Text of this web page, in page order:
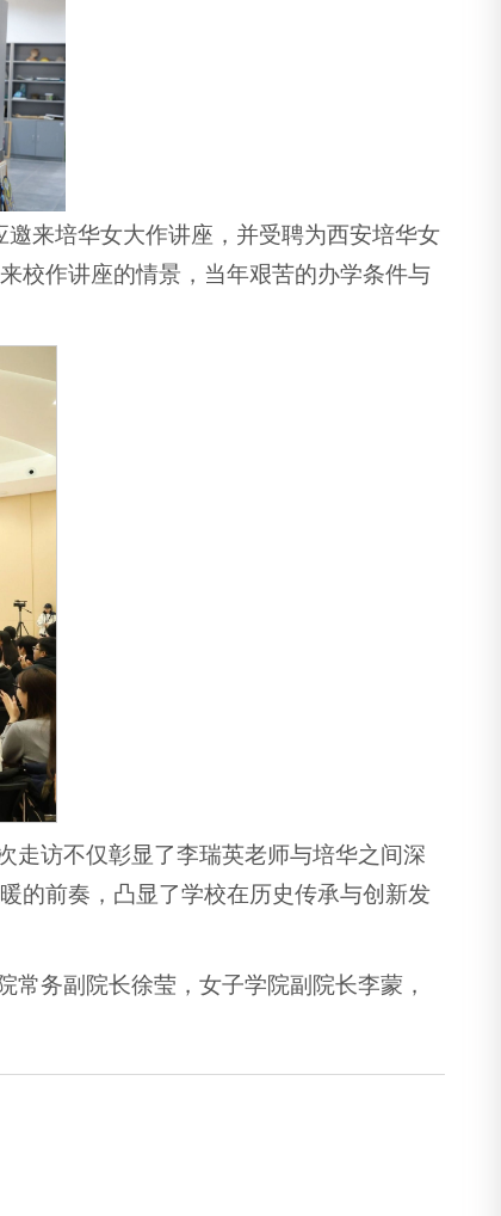
来培华女大作讲座，并受聘为西安培华女
校作讲座的情景，当年艰苦的办学条件与
走访不仅彰显了李瑞英老师与培华之间深
的前奏，凸显了学校在历史传承与创新发
务副院长徐莹，女子学院副院长李蒙，